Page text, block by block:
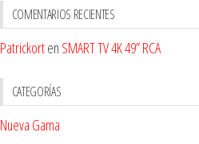
COMENTARIOS RECIENTES
Patrickorten SMART TV 4K 49” RCA
CATEGORÍAS
Nueva Gama